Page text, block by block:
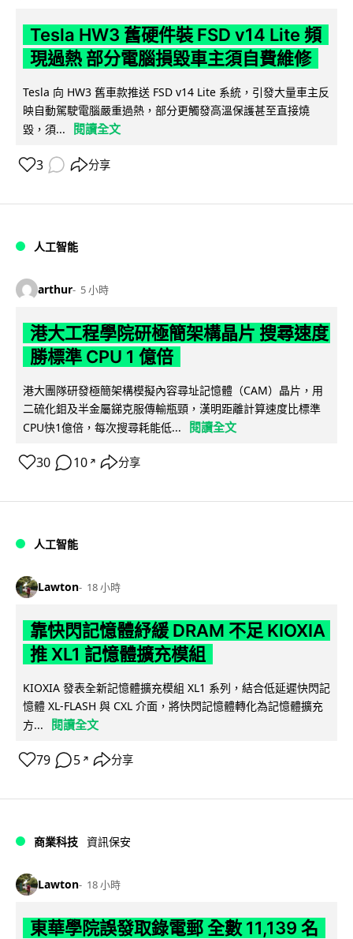
Tesla HW3 舊硬件裝 FSD v14 Lite 頻
現過熱 部分電腦損毀車主須自費維修
Tesla 向 HW3 舊車款推送 FSD v14 Lite 系統，引發大量車主反
映自動駕駛電腦嚴重過熱，部分更觸發高溫保護甚至直接燒
毀，須...
閱讀全文
3 分享
人工智能
arthur 5 小時
港大工程學院研極簡架構晶片 搜尋速度
勝標準 CPU 1 億倍
港大團隊研發極簡架構模擬內容尋址記憶體（CAM）晶片，用
二硫化鉬及半金屬銻克服傳輸瓶頸，漢明距離計算速度比標準
CPU快1億倍，每次搜尋耗能低...
閱讀全文
30 10 ↗ 分享
人工智能
Lawton 18 小時
靠快閃記憶體紓緩 DRAM 不足 KIOXIA
推 XL1 記憶體擴充模組
KIOXIA 發表全新記憶體擴充模組 XL1 系列，結合低延遲快閃記
憶體 XL-FLASH 與 CXL 介面，將快閃記憶體轉化為記憶體擴充
方...
閱讀全文
79 5 ↗ 分享
商業科技 資訊保安
Lawton 18 小時
東華學院誤發取錄電郵 全數 11,139 名